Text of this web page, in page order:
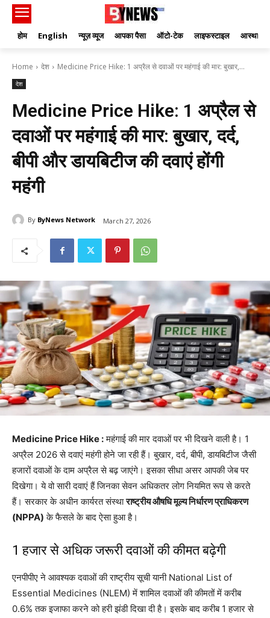
होम English न्यूज़ व्यूज आपका पैसा ऑटो-टेक लाइफस्टाइल आस्था
Home देश Medicine Price Hike: 1 अप्रैल से दवाओं पर महंगाई की मार: बुखार,...
देश
Medicine Price Hike: 1 अप्रैल से
दवाओं पर महंगाई की मार: बुखार, दर्द,
बीपी और डायबिटीज की दवाएं होंगी
महंगी
By ByNews Network March 27, 2026
Medicine Price Hike :महंगाई की मार दवाओं पर भी दिखने वाली है। 1
अप्रैल 2026 से दवाएं महंगी होने जा रही हैं। बुखार, दर्द, बीपी, डायबिटीज जैसी
हजारों दवाओं के दाम अप्रैल से बढ़ जाएंगे। इसका सीधा असर आपकी जेब पर
दिखेगा। ये वो सारी दवाएं हैं जिनका सेवन अधिकतर लोग नियमित रूप से करते
हैं। सरकार के अधीन कार्यरत संस्थाराष्ट्रीय औषधि मूल्य निर्धारण प्राधिकरण
(NPPA) के फैसले के बाद ऐसा हुआ है।
1 हजार से अधिक जरूरी दवाओं की कीमत बढ़ेगी
एनपीपीए ने आवश्यक दवाओं की राष्ट्रीय सूची यानी National List of
Essential Medicines (NLEM) में शामिल दवाओं की कीमतों में करीब
0.6% तक इजाफा करने को हरी झंडी दिखा दी है। इसके बाद करीब 1 हजार से